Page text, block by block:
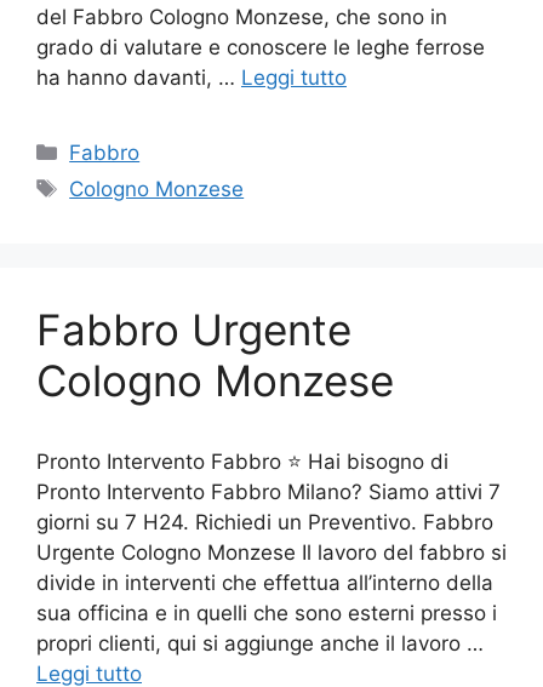
del Fabbro Cologno Monzese, che sono in
grado di valutare e conoscere le leghe ferrose
ha hanno davanti, … Leggi tutto
Categorie
Fabbro
Tag
Cologno Monzese
Fabbro Urgente
Cologno Monzese
Pronto Intervento Fabbro ⭐ Hai bisogno di
Pronto Intervento Fabbro Milano? Siamo attivi 7
giorni su 7 H24. Richiedi un Preventivo. Fabbro
Urgente Cologno Monzese Il lavoro del fabbro si
divide in interventi che effettua all’interno della
sua officina e in quelli che sono esterni presso i
propri clienti, qui si aggiunge anche il lavoro …
Leggi tutto